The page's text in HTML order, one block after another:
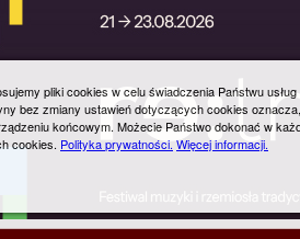
pliki cookies w celu świadczenia Państwu
bez zmiany ustawień dotyczących cookies
końcowym. Możecie Państwo dokonać w
cookies. Polityka prywatności.Więcej informacji.